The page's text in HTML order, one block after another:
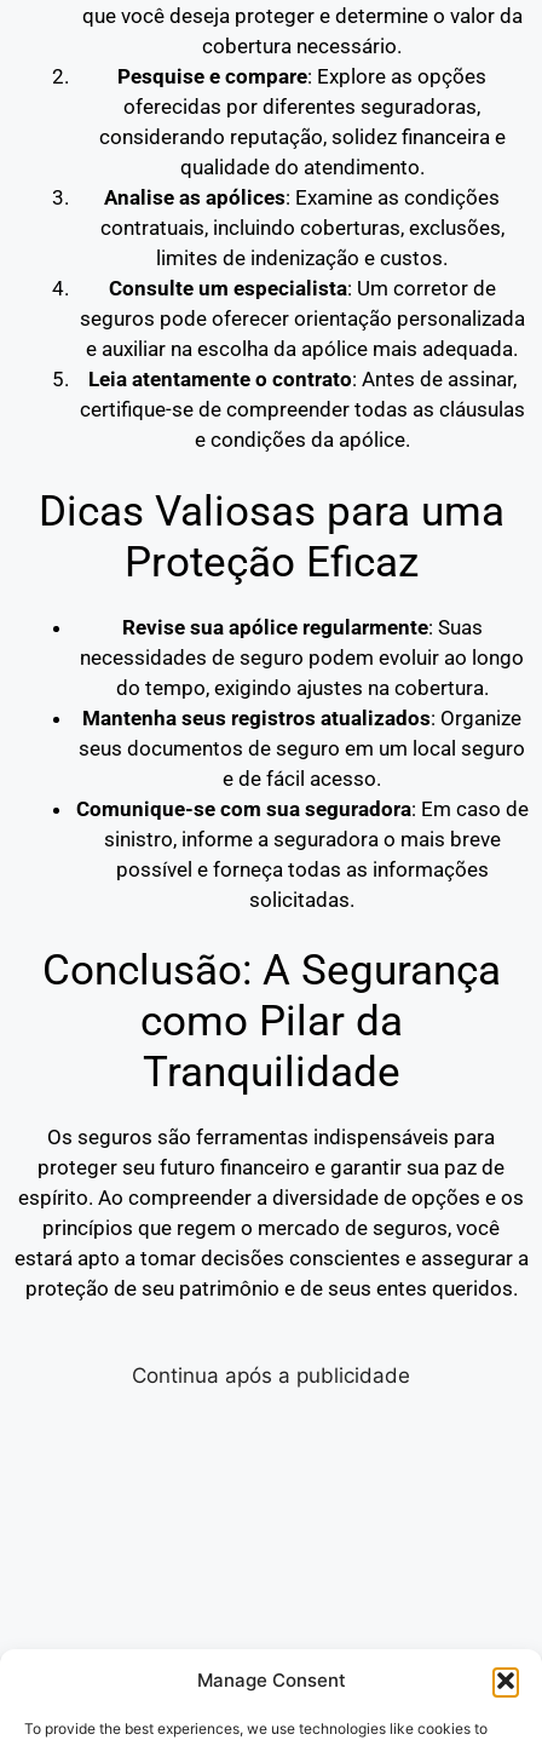
Manage Consent
To provide the best experiences, we use technologies like cookies to
que você deseja proteger e determine o valor da
cobertura necessário.
Pesquise e compare: Explore as opções
oferecidas por diferentes seguradoras,
considerando reputação, solidez financeira e
qualidade do atendimento.
Analise as apólices: Examine as condições
contratuais, incluindo coberturas, exclusões,
limites de indenização e custos.
Consulte um especialista: Um corretor de
seguros pode oferecer orientação personalizada
e auxiliar na escolha da apólice mais adequada.
Leia atentamente o contrato: Antes de assinar,
certifique-se de compreender todas as cláusulas
e condições da apólice.
Dicas Valiosas para uma
Proteção Eficaz
Revise sua apólice regularmente: Suas
necessidades de seguro podem evoluir ao longo
do tempo, exigindo ajustes na cobertura.
Mantenha seus registros atualizados: Organize
seus documentos de seguro em um local seguro
e de fácil acesso.
Comunique-se com sua seguradora: Em caso de
sinistro, informe a seguradora o mais breve
possível e forneça todas as informações
solicitadas.
Conclusão: A Segurança
como Pilar da
Tranquilidade
Os seguros são ferramentas indispensáveis para
proteger seu futuro financeiro e garantir sua paz de
espírito. Ao compreender a diversidade de opções e os
princípios que regem o mercado de seguros, você
estará apto a tomar decisões conscientes e assegurar a
proteção de seu patrimônio e de seus entes queridos.
Continua após a publicidade